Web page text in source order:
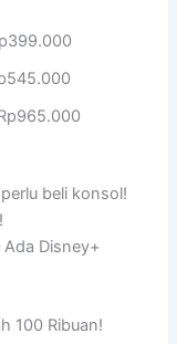
beli konsol!
Ada Disney+
100 Ribuan!